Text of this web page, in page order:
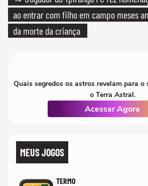
ao entrar com filho em campo meses
da morte da criança
Quais segredos os astros revelam para o
o Terra Astral.
Acessar Agora
MEUS JOGOS
TERMO